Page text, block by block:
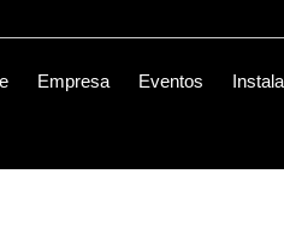
Empresa Eventos